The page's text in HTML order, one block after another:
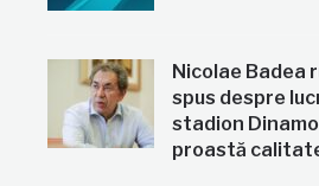
Nicolae Badea
spus despre
stadion
proastă